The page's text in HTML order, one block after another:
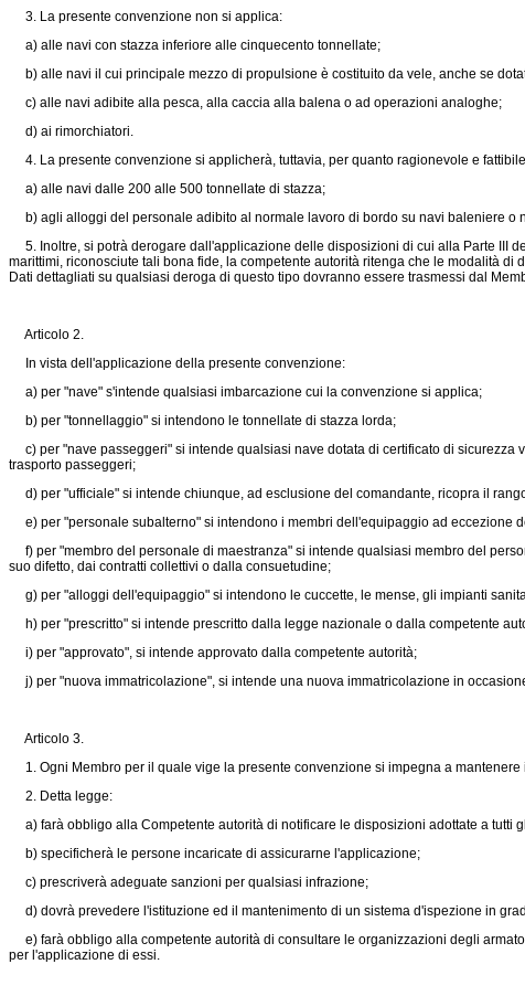
3. La presente convenzione non si applica:
a) alle navi con stazza inferiore alle cinquecento tonnellate;
b) alle navi il cui principale mezzo di propulsione è costituito da vele, anche se
c) alle navi adibite alla pesca, alla caccia alla balena o ad operazioni analoghe;
d) ai rimorchiatori.
4. La presente convenzione si applicherà, tuttavia, per quanto ragionevole e
a) alle navi dalle 200 alle 500 tonnellate di stazza;
b) agli alloggi del personale adibito al normale lavoro di bordo su navi baleniere o
5. Inoltre, si potrà derogare dall'applicazione delle disposizioni di cui alla Parte III
marittimi, riconosciute tali bona fide, la competente autorità ritenga che le modalità
Dati dettagliati su qualsiasi deroga di questo tipo dovranno essere trasmessi dal
Articolo 2.
In vista dell'applicazione della presente convenzione:
a) per "nave" s'intende qualsiasi imbarcazione cui la convenzione si applica;
b) per "tonnellaggio" si intendono le tonnellate di stazza lorda;
c) per "nave passeggeri" si intende qualsiasi nave dotata di certificato di sicurezza
trasporto passeggeri;
d) per "ufficiale" si intende chiunque, ad esclusione del comandante, ricopra il
e) per "personale subalterno" si intendono i membri dell'equipaggio ad eccezione
f) per "membro del personale di maestranza" si intende qualsiasi membro del
suo difetto, dai contratti collettivi o dalla consuetudine;
g) per "alloggi dell'equipaggio" si intendono le cuccette, le mense, gli impianti
h) per "prescritto" si intende prescritto dalla legge nazionale o dalla competente
i) per "approvato", si intende approvato dalla competente autorità;
j) per "nuova immatricolazione", si intende una nuova immatricolazione in
Articolo 3.
1. Ogni Membro per il quale vige la presente convenzione si impegna a
2. Detta legge:
a) farà obbligo alla Competente autorità di notificare le disposizioni adottate a tutti
b) specificherà le persone incaricate di assicurarne l'applicazione;
c) prescriverà adeguate sanzioni per qualsiasi infrazione;
d) dovrà prevedere l'istituzione ed il mantenimento di un sistema d'ispezione in
e) farà obbligo alla competente autorità di consultare le organizzazioni degli
per l'applicazione di essi.